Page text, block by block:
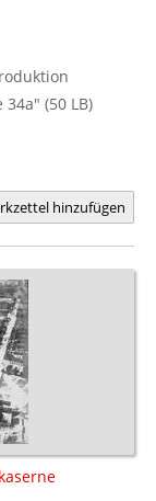
(50 LB)
hinzufügen